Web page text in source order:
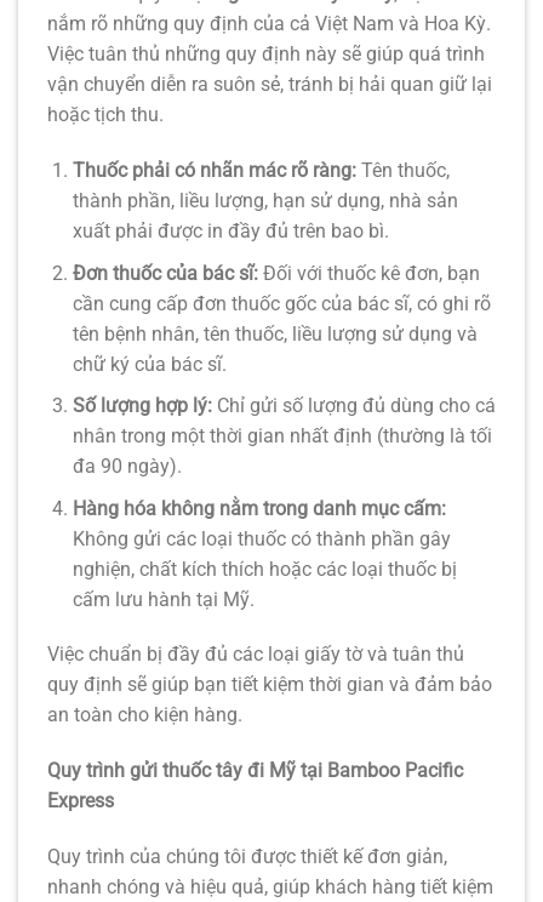
nắm rõ những quy định của cả Việt Nam và Hoa Kỳ.
Việc tuân thủ những quy định này sẽ giúp quá trình
vận chuyển diễn ra suôn sẻ, tránh bị hải quan giữ lại
hoặc tịch thu.
Thuốc phải có nhãn mác rõ ràng:Tên thuốc,
thành phần, liều lượng, hạn sử dụng, nhà sản
xuất phải được in đầy đủ trên bao bì.
Đơn thuốc của bác sĩ:Đối với thuốc kê đơn, bạn
cần cung cấp đơn thuốc gốc của bác sĩ, có ghi rõ
tên bệnh nhân, tên thuốc, liều lượng sử dụng và
chữ ký của bác sĩ.
Số lượng hợp lý:Chỉ gửi số lượng đủ dùng cho cá
nhân trong một thời gian nhất định (thường là tối
đa 90 ngày).
Hàng hóa không nằm trong danh mục cấm:
Không gửi các loại thuốc có thành phần gây
nghiện, chất kích thích hoặc các loại thuốc bị
cấm lưu hành tại Mỹ.
Việc chuẩn bị đầy đủ các loại giấy tờ và tuân thủ
quy định sẽ giúp bạn tiết kiệm thời gian và đảm bảo
an toàn cho kiện hàng.
Quy trình gửi thuốc tây đi Mỹ tại Bamboo Pacific
Express
Quy trình của chúng tôi được thiết kế đơn giản,
nhanh chóng và hiệu quả, giúp khách hàng tiết kiệm